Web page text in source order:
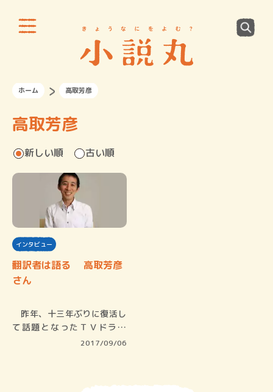
ホーム 高取芳彦
高取芳彦
新しい順 古い順
インタビュー
翻訳者は語る 高取芳彦
さん
昨年、十三年ぶりに復活し
て話題となったＴＶドラマ
2017/09/06